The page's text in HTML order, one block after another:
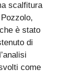
scalfitura
è stato
di
come